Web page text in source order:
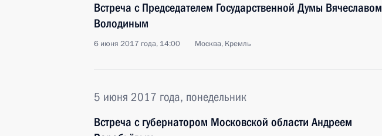
Встреча с Председателем Государственной Думы Вячеславом
Володиным
6 июня 2017 года, 14:00 Москва, Кремль
5 июня 2017 года, понедельник
Встреча с губернатором Московской области Андреем